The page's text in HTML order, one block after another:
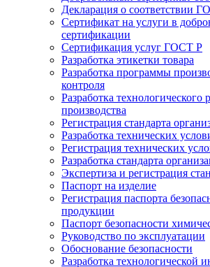
Декларация о соответствии
Сертификат на услуги в
сертификации
Сертификация услуг ГОСТ Р
Разработка этикетки товара
Разработка программы
контроля
Разработка технологического
производства
Регистрация стандарта
Разработка технических
Регистрация технических
Разработка стандарта
Экспертиза и регистрация
Паспорт на изделие
Регистрация паспорта
продукции
Паспорт безопасности
Руководство по эксплуатации
Обоснование безопасности
Разработка технологической